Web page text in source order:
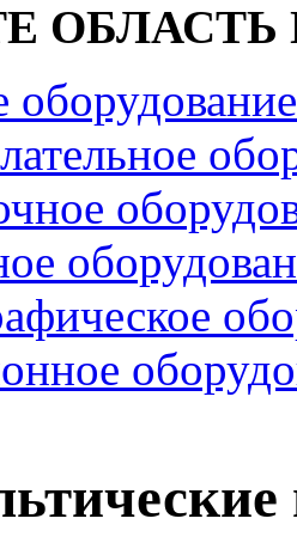
оборудование